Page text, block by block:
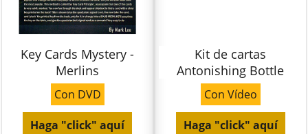
Key Cards Mystery -
Merlins
Con DVD
Haga "click" aquí
Kit de cartas
Antonishing Bottle
Con Vídeo
Haga "click" aquí